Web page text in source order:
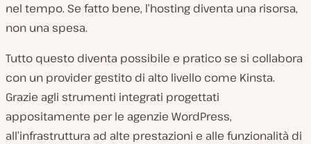
nel tempo. Se fatto bene, l’hosting diventa una risorsa,
non una spesa.
Tutto questo diventa possibile e pratico se si collabora
con un provider gestito di alto livello come Kinsta.
Grazie agli strumenti integrati progettati
appositamente per le agenzie WordPress,
all’infrastruttura ad alte prestazioni e alle funzionalità di